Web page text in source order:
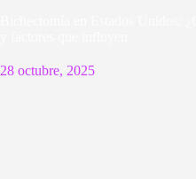
28 octubre, 2025